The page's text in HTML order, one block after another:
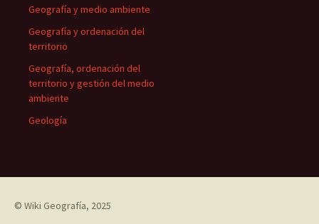
Geografía y medio ambiente
Geografía y ordenación del
territorio
Geografía, ordenación del
territorio y gestión del medio
ambiente
Geología
© Wiki Geografía, 2025